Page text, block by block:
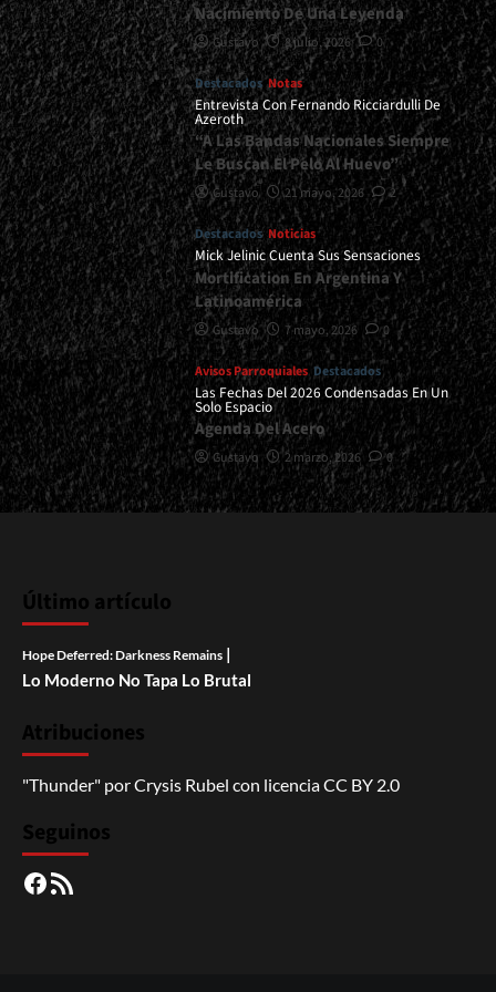
Nacimiento De Una Leyenda
Gustavo 8 julio, 2026 0
Destacados Notas
Entrevista Con Fernando Ricciardulli De
Azeroth
“A Las Bandas Nacionales Siempre
Le Buscan El Pelo Al Huevo”
Gustavo 21 mayo, 2026 2
Destacados Noticias
Mick Jelinic Cuenta Sus Sensaciones
Mortification En Argentina Y
Latinoamérica
Gustavo 7 mayo, 2026 0
Avisos Parroquiales Destacados
Las Fechas Del 2026 Condensadas En Un
Solo Espacio
Agenda Del Acero
Gustavo 2 marzo, 2026 0
Último artículo
Hope Deferred: Darkness Remains |
Lo Moderno No Tapa Lo Brutal
Atribuciones
"Thunder" porCrysis Rubel con licenciaCC BY 2.0
Seguinos
Facebook
RSS